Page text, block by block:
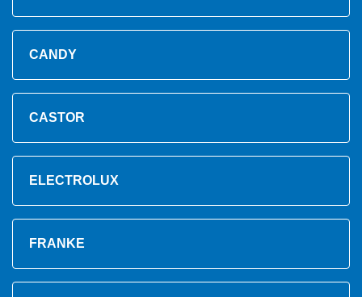
CANDY
CASTOR
ELECTROLUX
FRANKE